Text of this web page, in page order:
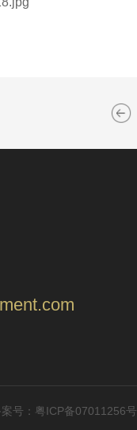
案号：粤ICP备07011256号